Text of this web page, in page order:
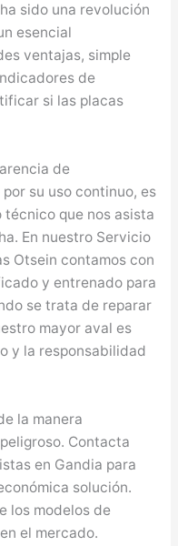
ha sido una revolución
esencial
ventajas, simple
de
si las placas
de
su uso continuo, es
que nos asista
En nuestro Servicio
Otsein contamos con
y entrenado para
se trata de reparar
mayor aval es
y la responsabilidad
la manera
Contacta
en Gandia para
solución.
los modelos de
el mercado.